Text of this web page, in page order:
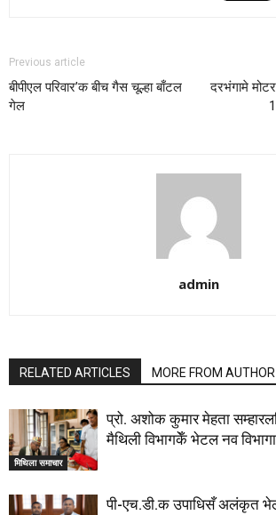
Previous article
बीपीएल परिवार’क बीच गैस चूल्हा बाँटल
गेल
दरभंगामे
admin
RELATED ARTICLES MORE FROM AUTHOR
मिथिला समाचार
प्रो. अशोक कुमार मेहता
मैथिली विभागकेँ भेटल नव
पी-एच.डी.क उपाधिसँ अलंकृत